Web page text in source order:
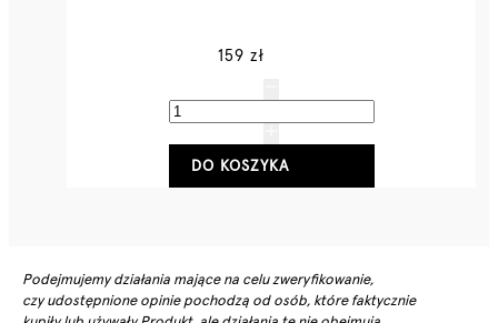
159 zł
DO KOSZYKA
Podejmujemy działania mające na celu zweryfikowanie,
czy udostępnione opinie pochodzą od osób, które faktycznie